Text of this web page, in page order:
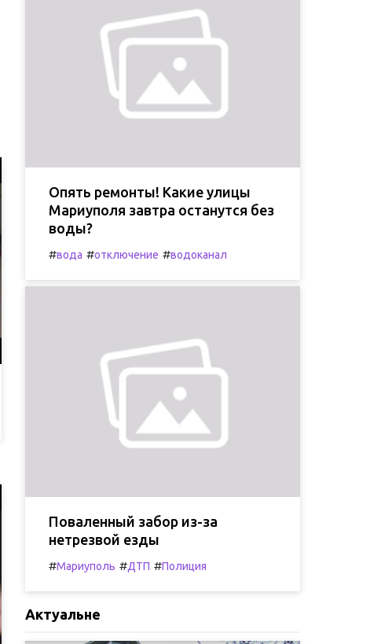
Опять ремонты! Какие улицы
Мариуполя завтра останутся без
воды?
#вода #отключение #водоканал
Поваленный забор из-за
нетрезвой езды
#Мариуполь #ДТП #Полиция
Актуальне